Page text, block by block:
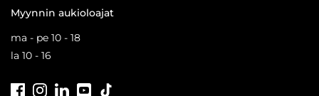
Myynnin aukioloajat
ma - pe 10 - 18
la 10 - 16
FacebookInstagramLinkedInYoutube